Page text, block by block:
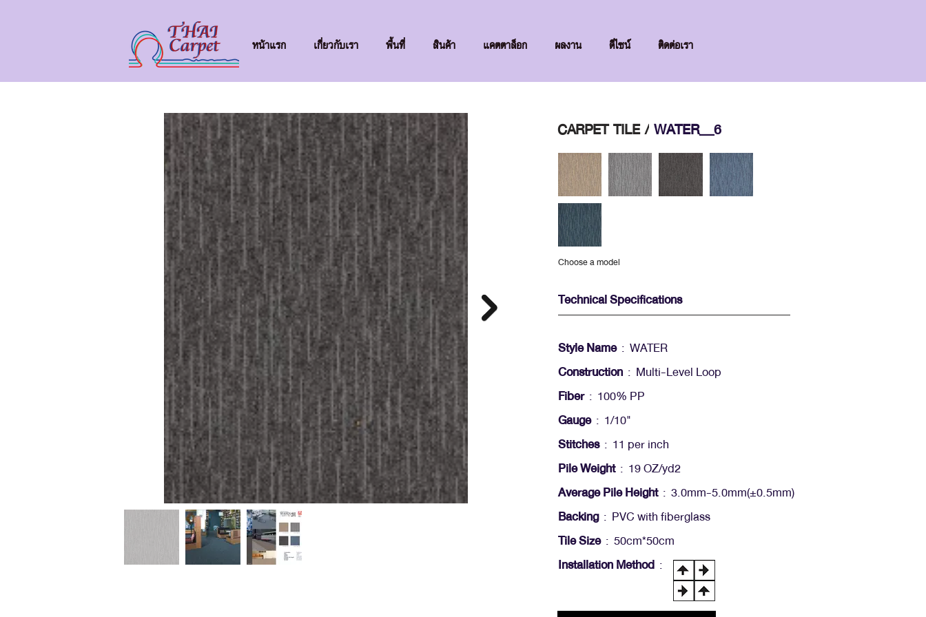
หน้าแรก เกี่ยวกับเรา พื้นที่ สินค้า แคตตาล็อก ผลงาน ดีไซน์ ติดต่อเรา
CARPET TILE / WATER_6
Choose a model
Technical Specifications
Style Name: WATER
Construction : Multi-Level Loop
Fiber: 100% PP
Gauge: 1/10"
Stitches: 11 per inch
Pile Weight: 19 OZ/yd2
Average Pile Height: 3.0mm-5.0mm(+-0.5mm)
Backing: PVC with fiberglass
Tile Size: 50cm*50cm
Installation Method :